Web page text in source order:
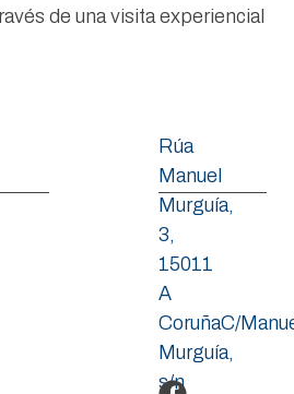
de una visita experiencial
Rúa
Manuel
Murguía,
3,
15011
A
CoruñaC/
Murguía,
s/n